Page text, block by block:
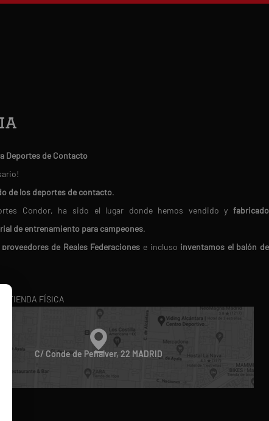
Deportes de Contacto
de los deportes de contacto.
Condor, ha sido el lugar donde hemos vendido y fabricado
de entrenamiento para campeones.
proveedores de Reales Federaciones e incluso inventamos el balón de
porque
. Te ofrecemos
TIENDA FÍSICA
C/ Conde de Peñalver, 22 MADRID